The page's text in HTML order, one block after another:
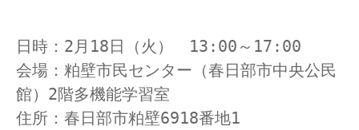
日時：2月18日（火）　13:00～17:00
会場：粕壁市民センター（春日部市中央公民
館）2階多機能学習室
住所：春日部市粕壁6918番地1